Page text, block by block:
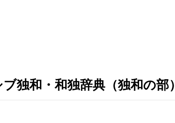
独和・和独辞典（独和の部）